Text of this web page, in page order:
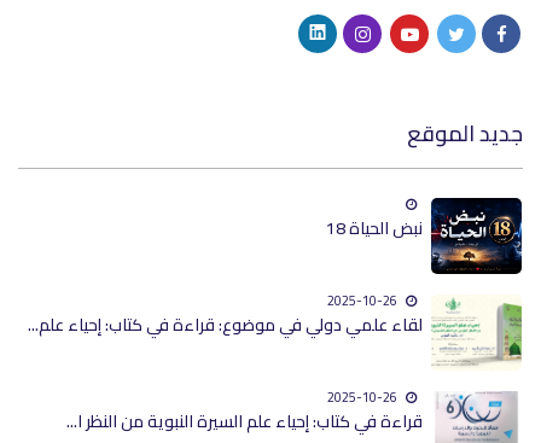
جديد الموقع
نبض الحياة 18
لقاء علمي دولي في موضوع: قراءة في كتاب: إحياء علم...
قراءة في كتاب: إحياء علم السيرة النبوية من النظر ا...